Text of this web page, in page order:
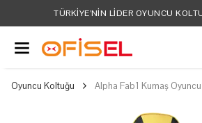
TÜRKIYE'NIN LIDER OYUNCU
Oyuncu Koltuğu Alpha Fab1 Kumaş Oyuncu